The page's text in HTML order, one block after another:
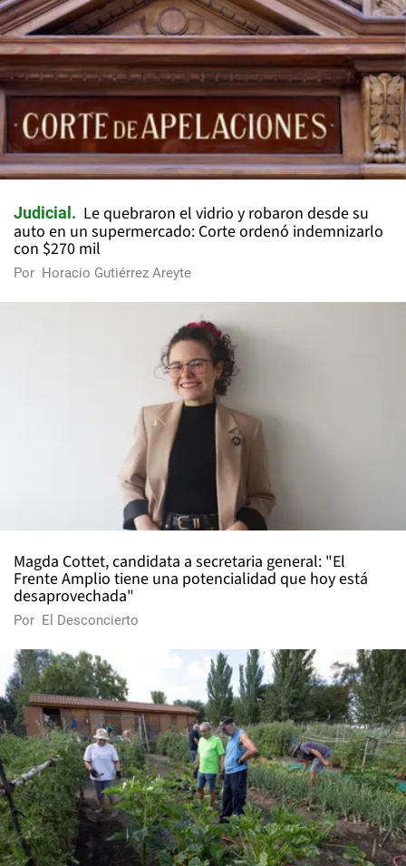
Judicial
Le quebraron el vidrio y robaron desde su
auto en un supermercado: Corte ordenó indemnizarlo
con $270 mil
Por Horacio Gutiérrez Areyte
Magda Cottet, candidata a secretaria general: "El
Frente Amplio tiene una potencialidad que hoy está
desaprovechada"
Por El Desconcierto